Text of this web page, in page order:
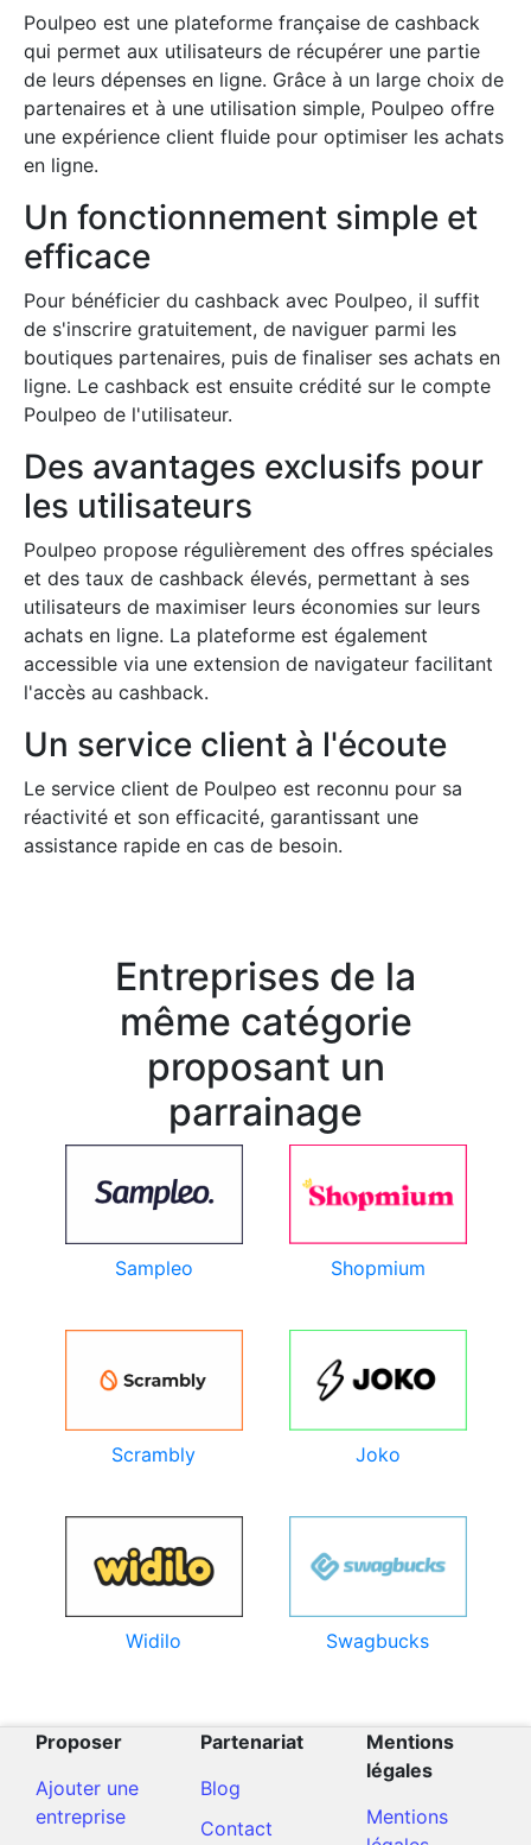
Poulpeo est une plateforme française de cashback
qui permet aux utilisateurs de récupérer une partie
de leurs dépenses en ligne. Grâce à un large choix de
partenaires et à une utilisation simple, Poulpeo offre
une expérience client fluide pour optimiser les achats
en ligne.
Un fonctionnement simple et
efficace
Pour bénéficier du cashback avec Poulpeo, il suffit
de s'inscrire gratuitement, de naviguer parmi les
boutiques partenaires, puis de finaliser ses achats en
ligne. Le cashback est ensuite crédité sur le compte
Poulpeo de l'utilisateur.
Des avantages exclusifs pour
les utilisateurs
Poulpeo propose régulièrement des offres spéciales
et des taux de cashback élevés, permettant à ses
utilisateurs de maximiser leurs économies sur leurs
achats en ligne. La plateforme est également
accessible via une extension de navigateur facilitant
l'accès au cashback.
Un service client à l'écoute
Le service client de Poulpeo est reconnu pour sa
réactivité et son efficacité, garantissant une
assistance rapide en cas de besoin.
Entreprises de la
même catégorie
proposant un
parrainage
Sampleo Shopmium
Scrambly Joko
Widilo Swagbucks
Proposer
Ajouter une
entreprise
Partenariat
Blog
Contact
Mentions
légales
Mentions